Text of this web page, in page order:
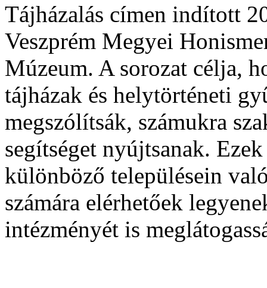
Tájházalás címen indított
Veszprém Megyei
Múzeum. A sorozat célja,
tájházak és helytörténeti
megszólítsák, számukra
segítséget nyújtsanak.
különböző településein
számára elérhetőek
intézményét is